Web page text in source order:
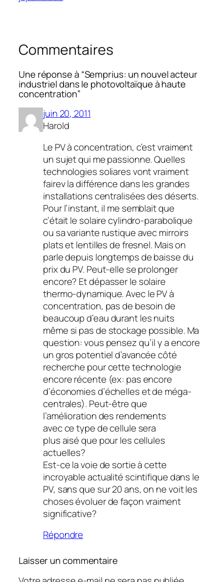
Commentaires
Une réponse à “Semprius: un nouvel acteur
industriel dans le photovoltaïque à haute
concentration”
juin 20, 2011
Harold
Le PV à concentration, c’est vraiment
un sujet qui me passionne. Quelles
technologies soliares vont vraiment
fairev la différence dans les grandes
installations centralisées des déserts.
Pour l’instant, il me semblait que
c’était le solaire cylindro-parabolique
ou sa variante rustique avec mirroirs
plats et lentilles de fresnel. Mais on
parle depuis longtemps de baisse du
prix du PV. Peut-elle se prolonger
encore? Et dépasser le solaire
thermo-dynamique. Avec le PV à
concentration, pas de besoin de
beaucoup d’eau durant les nuits
même si pas de stockage possible. Ma
question: vous pensez qu’il y a encore
un gros potentiel d’avancée côté
recherche pour cette technologie
encore récente (ex: pas encore
d’économies d’échelles et de méga-
centrales). Peut-être que
l’amélioration des rendements
avec ce type de cellule sera
plus aisé que pour les cellules
actuelles?
Est-ce la voie de sortie à cette
incroyable actualité scintifique dans le
PV, sans que sur 20 ans, on ne voit les
choses évoluer de façon vraiment
significative?
Répondre
Laisser un commentaire